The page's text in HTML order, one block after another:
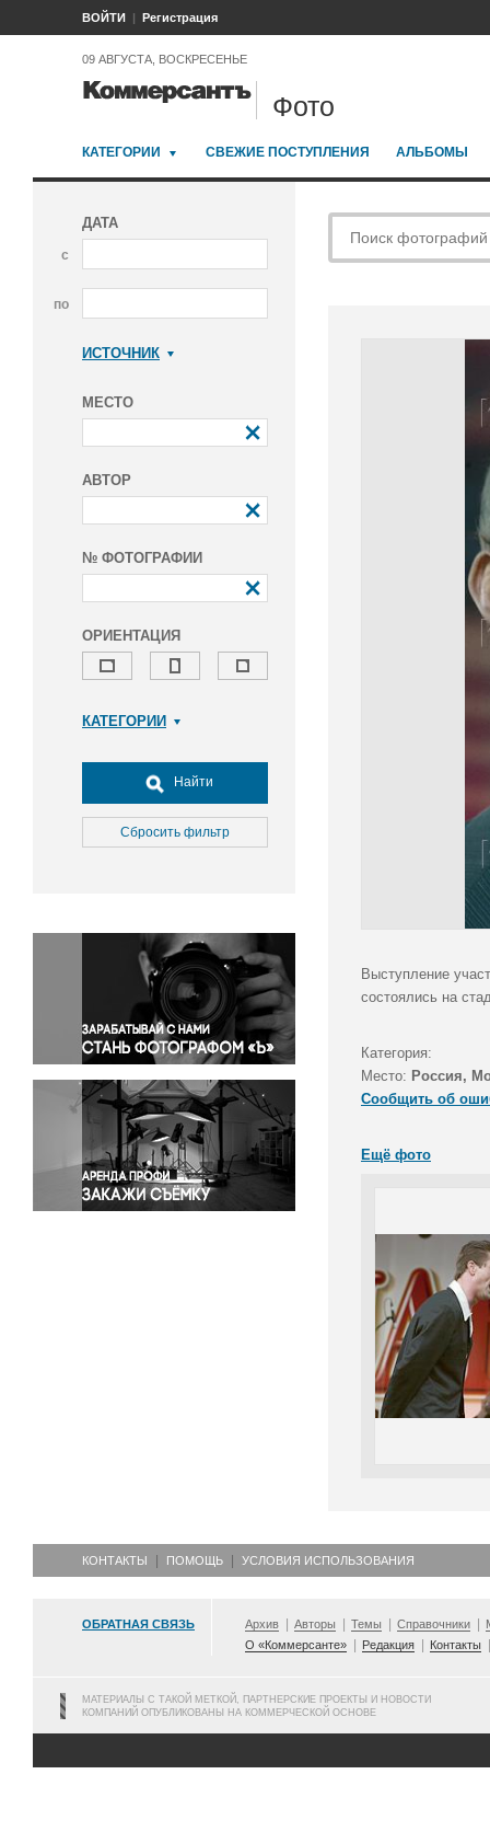
ВОЙТИ Регистрация
09 АВГУСТА, ВОСКРЕСЕНЬЕ
Фото
КАТЕГОРИИ СВЕЖИЕ ПОСТУПЛЕНИЯ АЛЬБОМЫ
ДАТА
с
по
ИСТОЧНИК
МЕСТО
АВТОР
№ ФОТОГРАФИИ
ОРИЕНТАЦИЯ
КАТЕГОРИИ
Досуг, туризм и отдых
Культура
Медицина
Окружающая среда
Политика
Правосудие
Происшествия и конфликты
Религия
Светская жизнь
Спорт
Экология
Экономика и бизнес
Найти
Сбросить фильтр
Выступление
состоялись на
Категория:
Место: Россия,
Сообщить об
Ещё фото
КОНТАКТЫ ПОМОЩЬ УСЛОВИЯ ИСПОЛЬЗОВАНИЯ
ОБРАТНАЯ СВЯЗЬ Архив Авторы Темы Справочники
О «Коммерсанте»
Редакция Контакты
МАТЕРИАЛЫ С ТАКОЙ МЕТКОЙ, ПАРТНЕРСКИЕ ПРОЕКТЫ И НОВОСТИ
КОМПАНИЙ ОПУБЛИКОВАНЫ НА КОММЕРЧЕСКОЙ ОСНОВЕ